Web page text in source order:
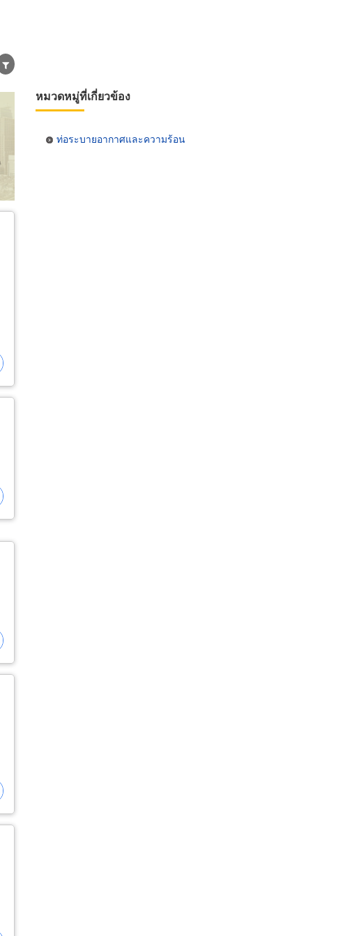
หมวดหมู่ที่เกี่ยวข้อง
ท่อระบายอากาศและความร้อน